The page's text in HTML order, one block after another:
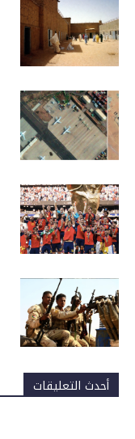
أحدث التعليقات